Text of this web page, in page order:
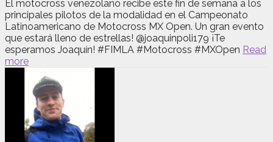
El motocross venezolano recibe este fin de semana a los
principales pilotos de la modalidad en el Campeonato
Latinoamericano de Motocross MX Open. Un gran evento
que estará lleno de estrellas! @joaquinpoli179 ¡Te
esperamos Joaquín! #FIMLA #Motocross #MXOpen Read
more